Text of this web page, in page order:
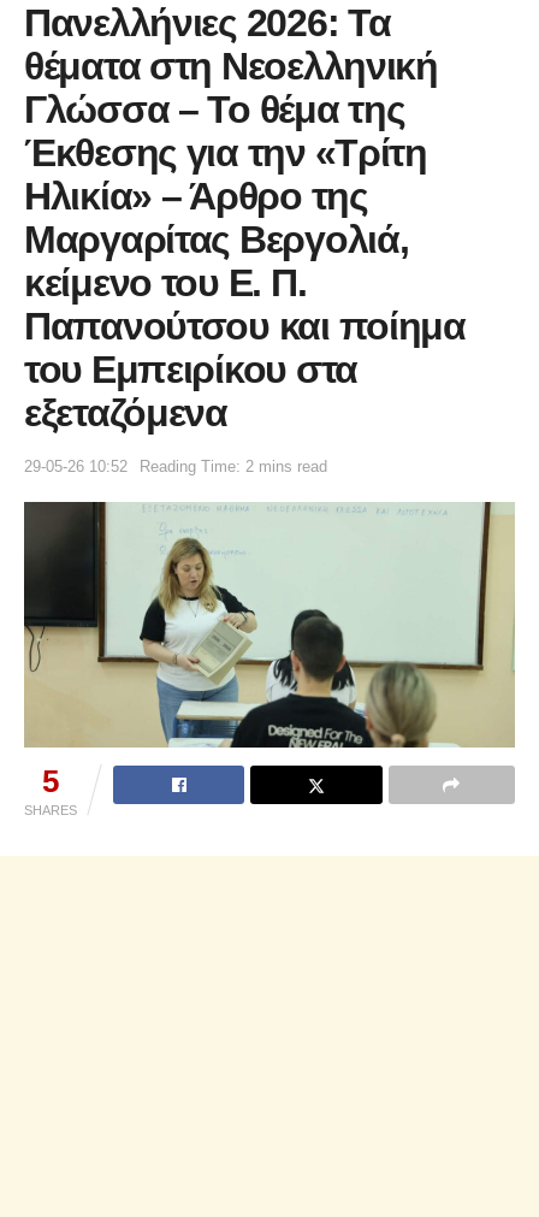
Πανελλήνιες 2026: Τα
θέματα στη Νεοελληνική
Γλώσσα – Το θέμα της
Έκθεσης για την «Τρίτη
Ηλικία» – Άρθρο της
Μαργαρίτας Βεργολιά,
κείμενο του Ε. Π.
Παπανούτσου και ποίημα
του Εμπειρίκου στα
εξεταζόμενα
29-05-26 10:52 Reading Time: 2 mins read
5
SHARES